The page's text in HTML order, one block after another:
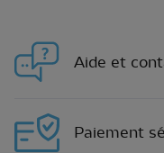
Aide et
Paiement